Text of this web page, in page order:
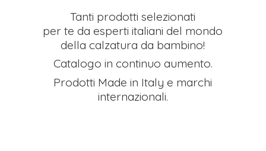
Tanti prodotti selezionati
per te da esperti italiani del mondo
della calzatura da bambino!
Catalogo in continuo aumento.
Prodotti Made in Italy e marchi
internazionali.